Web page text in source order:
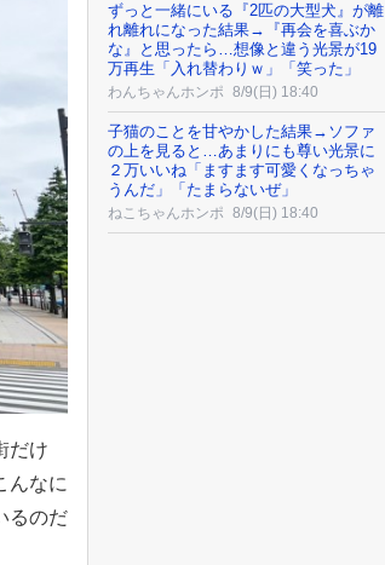
だけ
んなに
るのだ
ずっと一緒にいる『2匹の大型犬』が離
れ離れになった結果→『再会を喜ぶか
な』と思ったら…想像と違う光景が19
万再生「入れ替わりｗ」「笑った」
わんちゃんホンポ 8/9(日) 18:40
子猫のことを甘やかした結果→ソファ
の上を見ると…あまりにも尊い光景に
２万いいね「ますます可愛くなっちゃ
うんだ」「たまらないぜ」
ねこちゃんホンポ 8/9(日) 18:40